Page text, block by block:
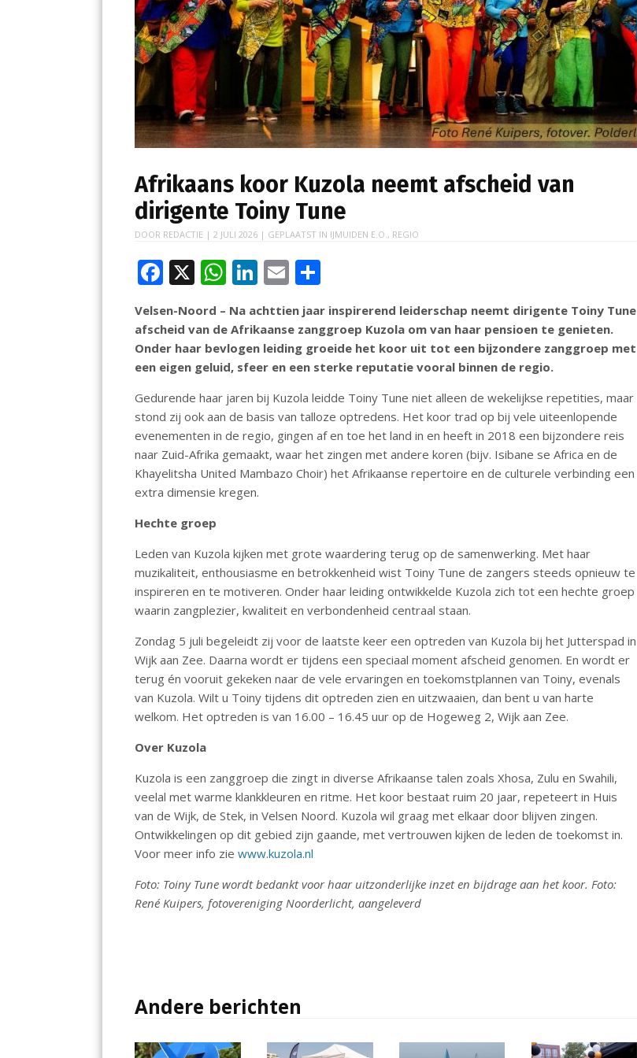
Afrikaans koor Kuzola neemt afscheid van
dirigente Toiny Tune
DOOR REDACTIE |2 JULI 2026 | GEPLAATST IN IJMUIDEN E.O., REGIO
F
ac
e
b
o
o
k
X W
h
at
s
A
p
p
Li
n
k
e
dI
n
E
m
ai
l
e
n
Velsen-Noord – Na achttien jaar inspirerend leiderschap neemt dirigente Toiny Tune
afscheid van de Afrikaanse zanggroep Kuzola om van haar pensioen te genieten.
Onder haar bevlogen leiding groeide het koor uit tot een bijzondere zanggroep met
een eigen geluid, sfeer en een sterke reputatie vooral binnen de regio.
Gedurende haar jaren bij Kuzola leidde Toiny Tune niet alleen de wekelijkse repetities, maar
stond zij ook aan de basis van talloze optredens. Het koor trad op bij vele uiteenlopende
evenementen in de regio, gingen af en toe het land in en heeft in 2018 een bijzondere reis
naar Zuid-Afrika gemaakt, waar het zingen met andere koren (bijv. Isibane se Africa en de
Khayelitsha United Mambazo Choir) het Afrikaanse repertoire en de culturele verbinding een
extra dimensie kregen.
Hechte groep
Leden van Kuzola kijken met grote waardering terug op de samenwerking. Met haar
muzikaliteit, enthousiasme en betrokkenheid wist Toiny Tune de zangers steeds opnieuw te
inspireren en te motiveren. Onder haar leiding ontwikkelde Kuzola zich tot een hechte groep
waarin zangplezier, kwaliteit en verbondenheid centraal staan.
Zondag 5 juli begeleidt zij voor de laatste keer een optreden van Kuzola bij het Jutterspad in
Wijk aan Zee. Daarna wordt er tijdens een speciaal moment afscheid genomen. En wordt er
terug én vooruit gekeken naar de vele ervaringen en toekomstplannen van Toiny, evenals
van Kuzola. Wilt u Toiny tijdens dit optreden zien en uitzwaaien, dan bent u van harte
welkom. Het optreden is van 16.00 – 16.45 uur op de Hogeweg 2, Wijk aan Zee.
Over Kuzola
Kuzola is een zanggroep die zingt in diverse Afrikaanse talen zoals Xhosa, Zulu en Swahili,
veelal met warme klankkleuren en ritme. Het koor bestaat ruim 20 jaar, repeteert in Huis
van de Wijk, de Stek, in Velsen Noord. Kuzola wil graag met elkaar door blijven zingen.
Ontwikkelingen op dit gebied zijn gaande, met vertrouwen kijken de leden de toekomst in.
Voor meer info ziewww.kuzola.nl
Foto: Toiny Tune wordt bedankt voor haar uitzonderlijke inzet en bijdrage aan het koor. Foto:
René Kuipers, fotovereniging Noorderlicht, aangeleverd
Andere berichten